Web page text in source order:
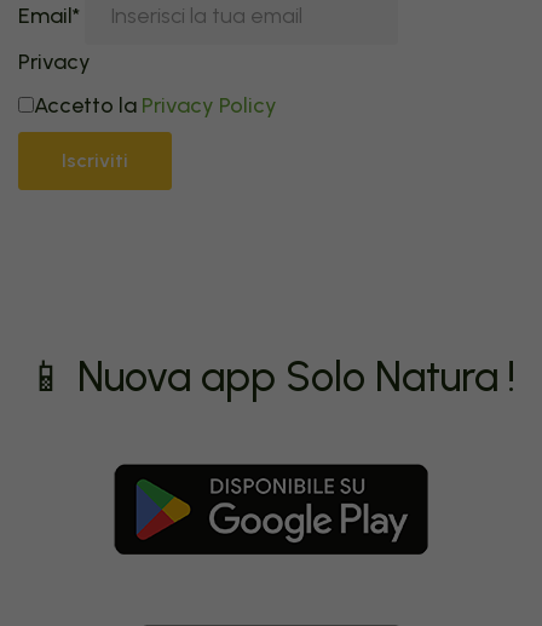
Email*
Privacy
Accetto la Privacy Policy
Iscriviti
📱 Nuova app Solo Natura !